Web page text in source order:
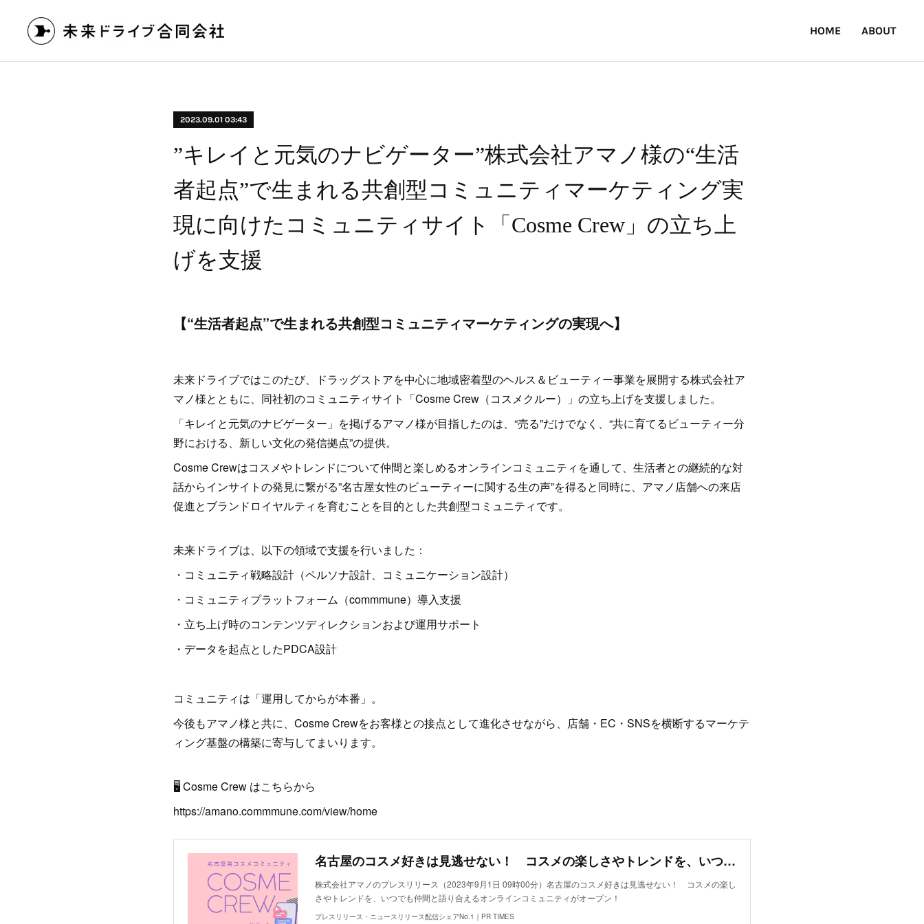
HOME ABOUT
2023.09.01 03:43
”キレイと元気のナビゲーター”株式会社アマノ様の“生活
者起点”で生まれる共創型コミュニティマーケティング実
現に向けたコミュニティサイト「Cosme Crew」の立ち上
げを支援
【“生活者起点”で生まれる共創型コミュニティマーケティングの実現へ】
未来ドライブではこのたび、ドラッグストアを中心に地域密着型のヘルス＆ビューティー事業を展開する株式会社ア
マノ様とともに、同社初のコミュニティサイト「Cosme Crew（コスメクルー）」の立ち上げを支援しました。
「キレイと元気のナビゲーター」を掲げるアマノ様が目指したのは、“売る”だけでなく、“共に育てるビューティー分
野における、新しい文化の発信拠点”の提供。
Cosme Crewはコスメやトレンドについて仲間と楽しめるオンラインコミュニティを通して、生活者との継続的な対
話からインサイトの発見に繋がる”名古屋女性のビューティーに関する生の声”を得ると同時に、アマノ店舗への来店
促進とブランドロイヤルティを育むことを目的とした共創型コミュニティです。
未来ドライブは、以下の領域で支援を行いました：
・コミュニティ戦略設計（ペルソナ設計、コミュニケーション設計）
・コミュニティプラットフォーム（commmune）導入支援
・立ち上げ時のコンテンツディレクションおよび運用サポート
・データを起点としたPDCA設計
コミュニティは「運用してからが本番」。
今後もアマノ様と共に、Cosme Crewをお客様との接点として進化させながら、店舗・EC・SNSを横断するマーケテ
ィング基盤の構築に寄与してまいります。
🖥 Cosme Crew はこちらから
https://amano.commmune.com/view/home
名古屋のコスメ好きは見逃せない！ コスメの楽しさやトレンドを、いつでも仲間と語り合えるオンラインコミュニティがオープン！
株式会社アマノのプレスリリース（2023年9月1日 09時00分）名古屋のコスメ好きは見逃せない！ コスメの楽し
さやトレンドを、いつでも仲間と語り合えるオンラインコミュニティがオープン！
プレスリリース・ニュースリリース配信シェアNo.1｜PR TIMES